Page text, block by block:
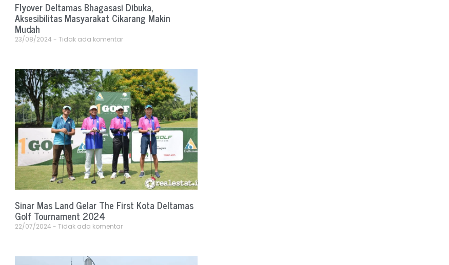
Flyover Deltamas Bhagasasi Dibuka,
Aksesibilitas Masyarakat Cikarang Makin
Mudah
23/08/2024 Tidak ada komentar
Sinar Mas Land Gelar The First Kota Deltamas
Golf Tournament 2024
22/07/2024 Tidak ada komentar